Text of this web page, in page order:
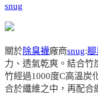
snug
關於除臭襪廠商snug:
力、透氣乾爽。結合竹
竹經過1000度C高溫炭
合於纖維之中，再配合